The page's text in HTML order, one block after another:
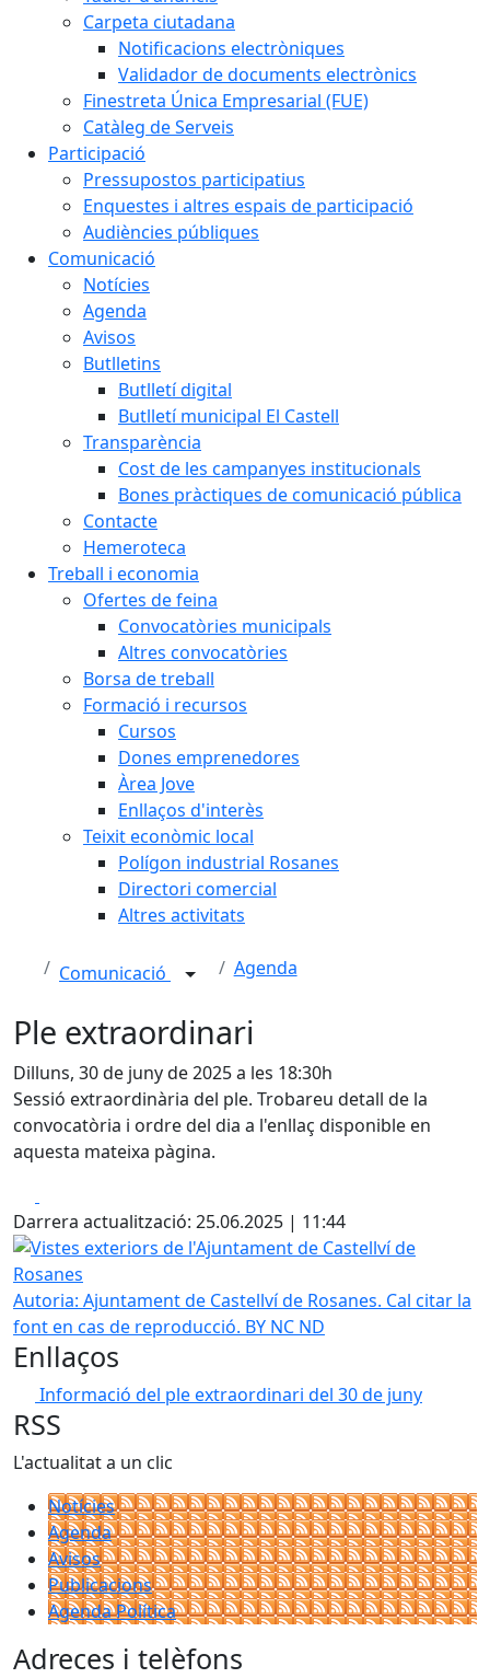
Carpeta ciutadana
Notificacions electròniques
Validador de documents electrònics
Finestreta Única Empresarial (FUE)
Catàleg de Serveis
Participació
Pressupostos participatius
Enquestes i altres espais de participació
Audiències públiques
Comunicació
Notícies
Agenda
Avisos
Butlletins
Butlletí digital
Butlletí municipal El Castell
Transparència
Cost de les campanyes institucionals
Bones pràctiques de comunicació pública
Contacte
Hemeroteca
Treball i economia
Ofertes de feina
Convocatòries municipals
Altres convocatòries
Borsa de treball
Formació i recursos
Cursos
Dones emprenedores
Àrea Jove
Enllaços d'interès
Teixit econòmic local
Polígon industrial Rosanes
Directori comercial
Altres activitats
Comunicació Agenda
Ple extraordinari
Dilluns, 30 de juny de 2025 a les 18:30h
Sessió extraordinària del ple. Trobareu detall de la
convocatòria i ordre del dia a l'enllaç disponible en
aquesta mateixa pàgina.
Darrera actualització: 25.06.2025 | 11:44
Vistes exteriors de l'Ajuntament de Castellví de Rosanes
Autoria: Ajuntament de Castellví de Rosanes. Cal citar la
font en cas de reproducció. BY NC ND
Enllaços
Informació del ple extraordinari del 30 de juny
RSS
L'actualitat a un clic
Notícies
Agenda
Avisos
Publicacions
Agenda Política
Adreces i telèfons